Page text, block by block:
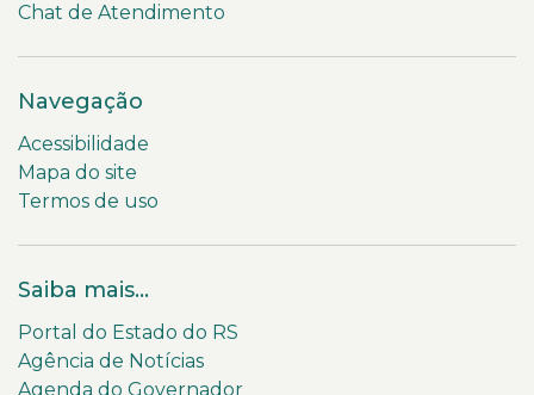
Chat de Atendimento
Navegação
Acessibilidade
Mapa do site
Termos de uso
Saiba mais...
Portal do Estado do RS
Agência de Notícias
Agenda do Governador